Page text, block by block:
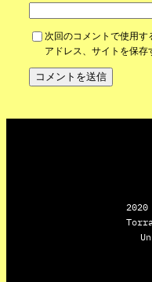
次回のコメントで使用
アドレス、サイトを保存